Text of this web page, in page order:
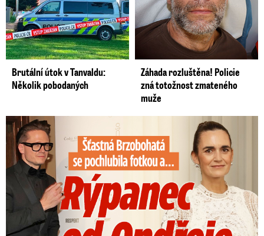
Brutální útok v Tanvaldu:
Několik pobodaných
Záhada rozluštěna! Policie
zná totožnost zmateného
muže
Šťastná Brzobohatá se pochlubila fotkou: Rýpanec od Ondřeje